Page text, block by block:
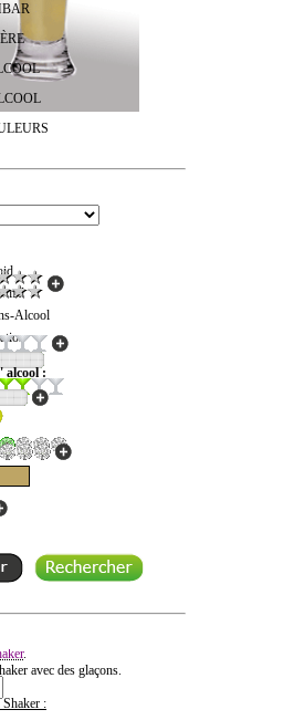
alcool :
COCKTAIL PAR NOM
Alcool
.
avec des glaçons.
: